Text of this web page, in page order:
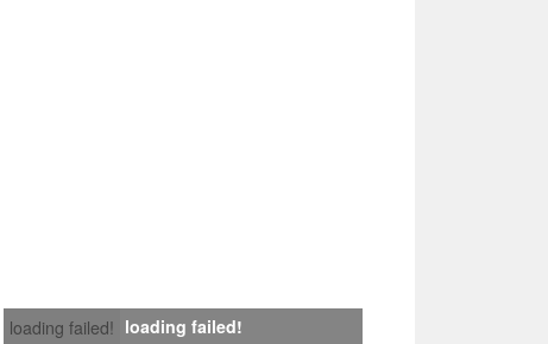
loading failed! loading failed!